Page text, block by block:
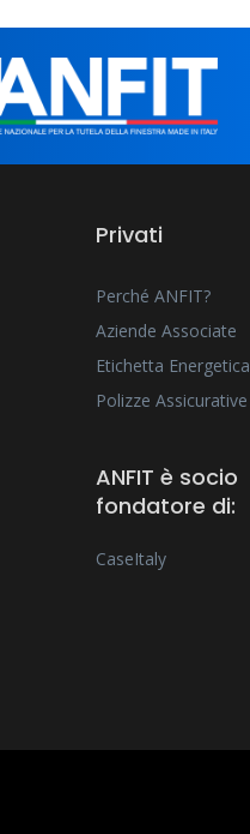
Privati
Perché ANFIT?
Aziende Associate
Etichetta Energetica
Polizze Assicurative
ANFIT è socio
fondatore di:
CaseItaly